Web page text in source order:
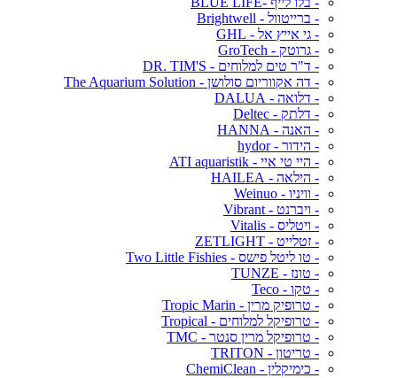
- ברייטוול - Brightwell
- גי אייץ אל - GHL
- גרוטק - GroTech
- ד"ר טים למלוחים - DR. TIM'S
- דה אקווריום סולושן - The Aquarium Solution
- דלואה - DALUA
- דלתק - Deltec
- האנה - HANNA
- הידור - hydor
- היי טי איי - ATI aquaristik
- הילאה - HAILEA
- וויניו - Weinuo
- ויברנט - Vibrant
- ויטליס - Vitalis
- זטלייט - ZETLIGHT
- טו ליטל פישס - Two Little Fishies
- טונז - TUNZE
- טקו - Teco
- טרופיק מרין - Tropic Marin
- טרופיקל למלוחים - Tropical
- טרופיקל מרין סנטר - TMC
- טריטון - TRITON
- כימיקלין - ChemiClean